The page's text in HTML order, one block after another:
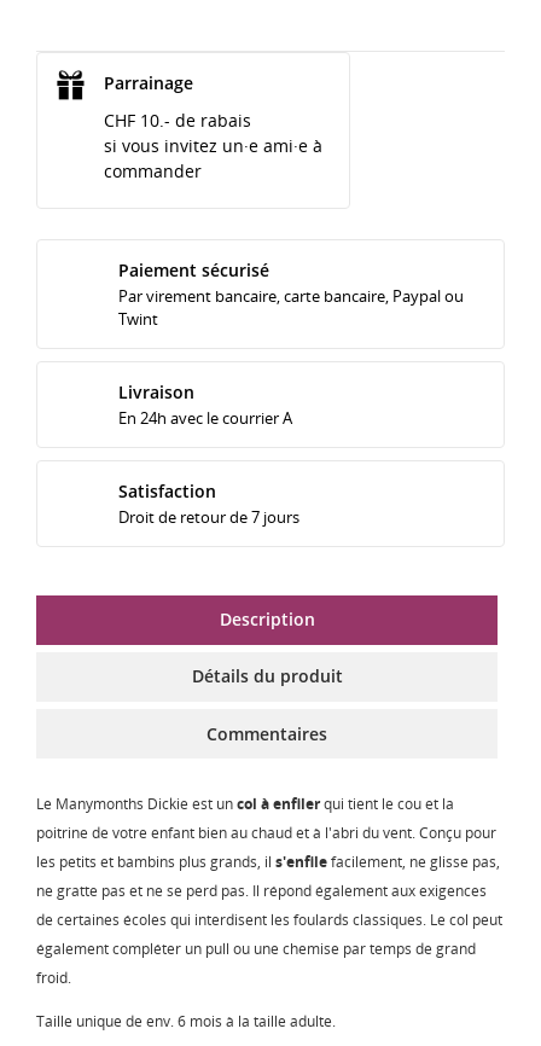
Parrainage
CHF 10.- de rabais
si vous invitez un·e ami·e à
commander
Paiement sécurisé
Par virement bancaire, carte bancaire, Paypal ou
Twint
Livraison
En 24h avec le courrier A
Satisfaction
Droit de retour de 7 jours
Description
Détails du produit
Commentaires
Le Manymonths Dickie est uncol à enfilerqui tient le cou et la
poitrine de votre enfant bien au chaud et à l'abri du vent. Conçu pour
les petits et bambins plus grands, il s'enfilefacilement, ne glisse pas,
ne gratte pas et ne se perd pas. Il répond également aux exigences
de certaines écoles qui interdisent les foulards classiques. Le col peut
également compléter un pull ou une chemise par temps de grand
froid.
Taille unique de env. 6 mois à la taille adulte.